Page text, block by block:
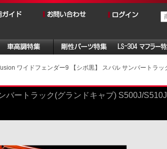
ワイドフェンダー9 【シボ黒】 スバル サンバートラ
バートラック(グランドキャブ) S500J/S510J